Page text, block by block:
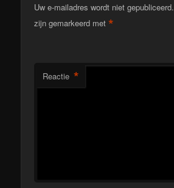
Uw e-mailadres wordt niet gepubliceerd.
zijn gemarkeerd met*
Reactie *